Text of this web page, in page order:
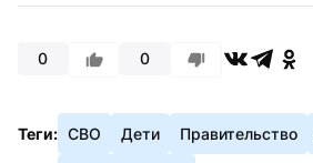
0 0
Теги: СВО Дети Правительство